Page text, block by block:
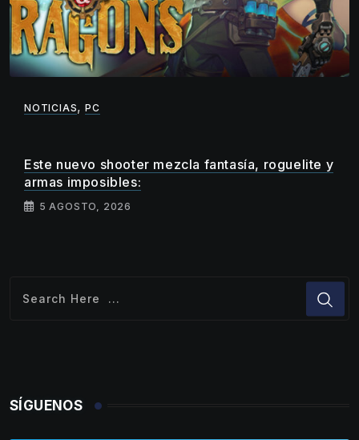
NOTICIAS,PC
Este nuevo shooter mezcla fantasía, roguelite y
armas imposibles:
5 AGOSTO, 2026
SÍGUENOS